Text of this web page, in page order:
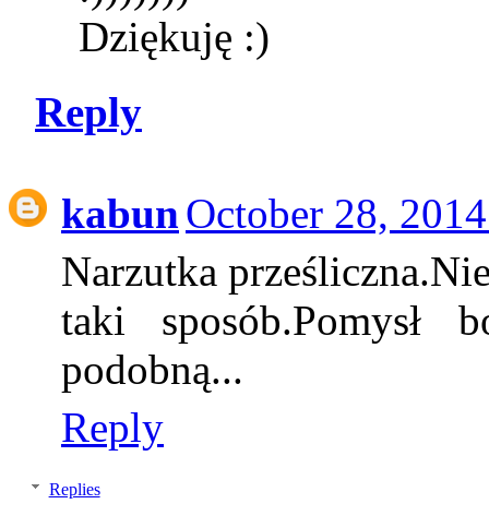
Dziękuję :)
Reply
kabunOctober 28,
Narzutka
taki sposób.Pomysł
podobną...
Reply
Replies